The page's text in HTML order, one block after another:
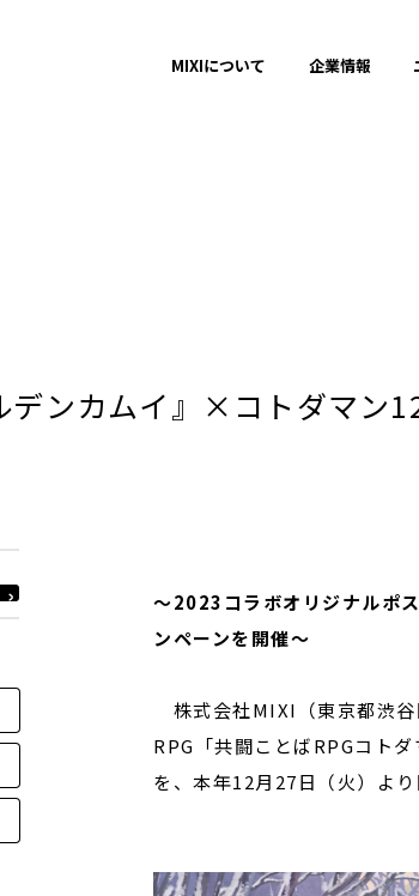
MIXIについて 企業情報
デンカムイ』×コトダマン
〜2023コラボオリジナルポ
ンペーンを開催〜
株式会社MIXI（東京都渋谷
RPG「共闘ことばRPGコト
を、本年12月27日（火）より